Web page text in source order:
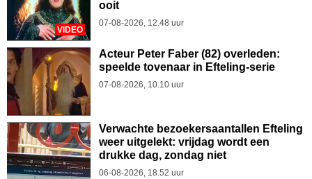
VIDEO
ooit
07-08-2026, 12.48 uur
Acteur Peter Faber (82) overleden:
speelde tovenaar in Efteling-serie
07-08-2026, 10.10 uur
Verwachte bezoekersaantallen Efteling
weer uitgelekt: vrijdag wordt een
drukke dag, zondag niet
06-08-2026, 18.52 uur